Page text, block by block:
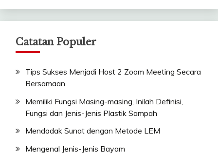
Catatan Populer
Tips Sukses Menjadi Host 2 Zoom Meeting Secara
Bersamaan
Memiliki Fungsi Masing-masing, Inilah Definisi,
Fungsi dan Jenis-Jenis Plastik Sampah
Mendadak Sunat dengan Metode LEM
Mengenal Jenis-Jenis Bayam